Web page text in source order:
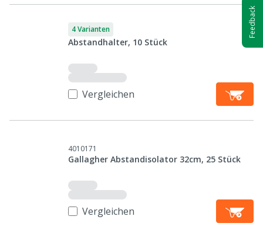
4 Varianten
Abstandhalter, 10 Stück
Vergleichen
4010171
Gallagher Abstandisolator 32cm, 25 Stück
Vergleichen
Feedback